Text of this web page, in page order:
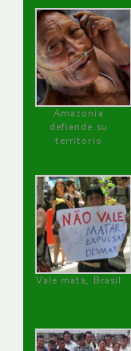
Amazonía
defiende su
territorio
Vale mata, Brasil